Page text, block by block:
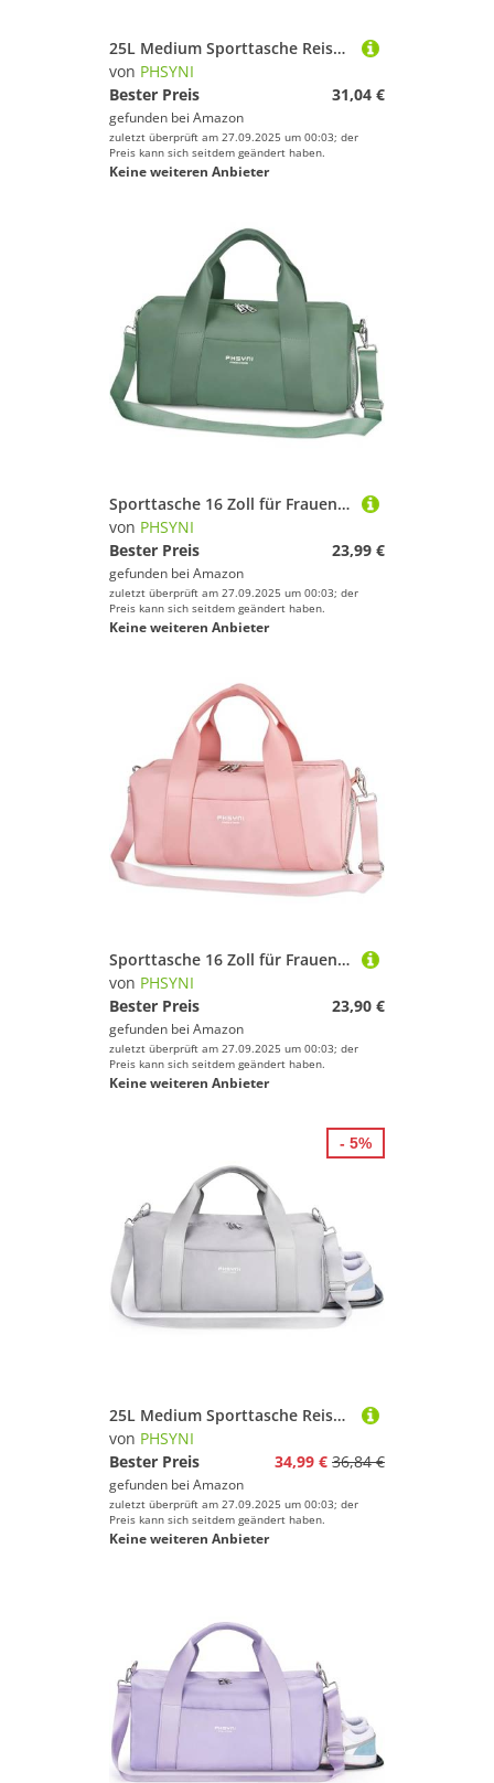
25L Medium Sporttasche Reisetasche für Damen und Herren,wasserdichte Handgepäcktasche,Trainingstasche für Reisen Schwimmenmit Schuhfach und Nassfach,Griff aus PU Leder (Rosa,19 Mittelgroße Größe)
von PHSYNI
Bester Preis
31,04 €
gefunden bei Amazon
zuletzt überprüft am 27.09.2025 um 00:03; der
Preis kann sich seitdem geändert haben.
Keine weiteren Anbieter
Sporttasche 16 Zoll für Frauen & Kinder,Mit Schuhfach & Trocken-Nass Trennung,Praktisch für Fitness, Tanzen, Schwimmen, Reisen,Grün
von PHSYNI
Bester Preis
23,99 €
gefunden bei Amazon
zuletzt überprüft am 27.09.2025 um 00:03; der
Preis kann sich seitdem geändert haben.
Keine weiteren Anbieter
Sporttasche 16 Zoll für Frauen & Kinder,Mit Schuhfach & Trocken-Nass Trennung,Praktisch für Fitness,Tanzen,Schwimmen, Reisen (Rose)
von PHSYNI
Bester Preis
23,90 €
gefunden bei Amazon
zuletzt überprüft am 27.09.2025 um 00:03; der
Preis kann sich seitdem geändert haben.
Keine weiteren Anbieter
25L Medium Sporttasche Reisetasche für Damen und Herren,wasserdichte Handgepäcktasche,Trainingstasche für Reisen Schwimmenmit Schuhfach und Nassfach,Griff aus PU Leder (Grau,19 Mittelgroße Größe)
von PHSYNI
Bester Preis
34,99 € 36,84 €
gefunden bei Amazon
zuletzt überprüft am 27.09.2025 um 00:03; der
Preis kann sich seitdem geändert haben.
Keine weiteren Anbieter
- 5%